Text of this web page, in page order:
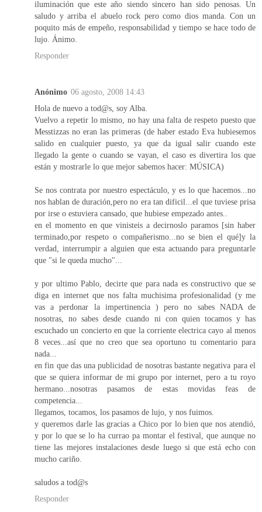
iluminación que este año siendo sincero han sido penosas. Un
saludo y arriba el abuelo rock pero como dios manda. Con un
poquito más de empeño, responsabilidad y tiempo se hace todo de
lujo. Ánimo.
Responder
Anónimo 06 agosto, 2008 14:43
Hola de nuevo a tod@s, soy Alba.
Vuelvo a repetir lo mismo, no hay una falta de respeto puesto que
Messtizzas no eran las primeras (de haber estado Eva hubiesemos
salido en cualquier puesto, ya que da igual salir cuando este
llegado la gente o cuando se vayan, el caso es divertira los que
están y mostrarle lo que mejor sabemos hacer: MÚSICA)
Se nos contrata por nuestro espectáculo, y es lo que hacemos...no
nos hablan de duración,pero no era tan dificil...el que tuviese prisa
por irse o estuviera cansado, que hubiese empezado antes..
en el momento en que vinisteis a decirnoslo paramos [sin haber
terminado,por respeto o compañerismo...no se bien el qué]y la
verdad, interrumpir a alguien que esta actuando para preguntarle
que "si le queda mucho"...
y por ultimo Pablo, decirte que para nada es constructivo que se
diga en internet que nos falta muchisima profesionalidad (y me
vas a perdonar la impertinencia ) pero no sabes NADA de
nosotras, no sabes desde cuando ni con quien tocamos y has
escuchado un concierto en que la corriente electrica cayo al menos
8 veces...así que no creo que sea oportuno tu comentario para
nada...
en fin que das una publicidad de nosotras bastante negativa para el
que se quiera informar de mi grupo por internet, pero a tu royo
hermano...nosotras pasamos de estas movidas feas de
competencia...
llegamos, tocamos, los pasamos de lujo, y nos fuimos.
y queremos darle las gracias a Chico por lo bien que nos atendió,
y por lo que se lo ha currao pa montar el festival, que aunque no
tiene las mejores instalaciones desde luego si que está echo con
mucho cariño.
saludos a tod@s
Responder